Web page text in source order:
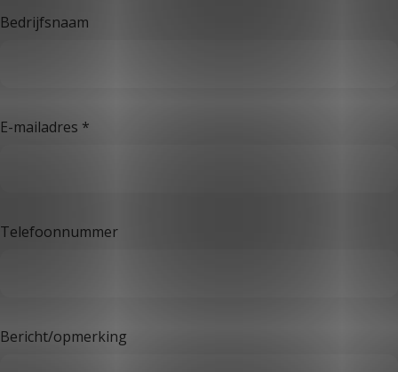
Bedrijfsnaam
E-mailadres *
Telefoonnummer
Bericht/opmerking